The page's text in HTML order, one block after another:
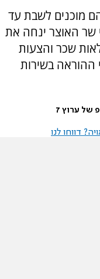
מוכנים לשבת עד
שר האוצר ינחה את
שכר והצעות
ההוראה בשירות
של ערוץ 7
דווחו לנו